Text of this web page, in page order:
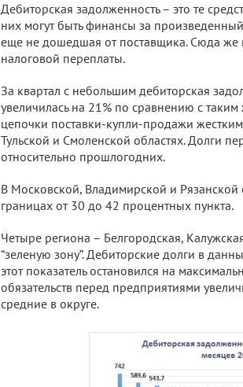
Дебиторская задолженность – это те
них могут быть финансы за
еще не дошедшая от поставщика. Сюда
налоговой переплаты.
За квартал с небольшим дебиторская
увеличилась на 21% по сравнению с
цепочки поставки-купли-продажи
Тульской и Смоленской областях. Долги
относительно прошлогодних.
В Московской, Владимирской и Рязанской
границах от 30 до 42 процентных пункта.
Четыре региона – Белгородская,
“зеленую зону”. Дебиторские долги в
этот показатель остановился на
обязательств перед предприятиями
средние в округе.